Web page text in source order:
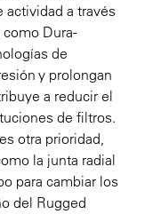
actividad a través
Dura-
de
y prolongan
a reducir el
de filtros.
otra prioridad,
la junta radial
para cambiar los
del Rugged